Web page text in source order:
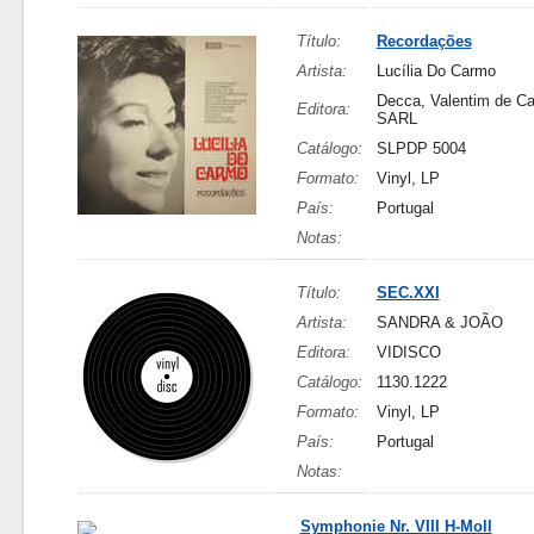
Título:
Recordações
Artista:
Lucília Do Carmo
Editora:
Decca, Valentim de
SARL
Catálogo:
SLPDP 5004
Formato:
Vinyl, LP
País:
Portugal
Notas:
Título:
SEC.XXI
Artista:
SANDRA & JOÃO
Editora:
VIDISCO
Catálogo:
1130.1222
Formato:
Vinyl, LP
País:
Portugal
Notas:
Symphonie Nr. VIII H-Moll